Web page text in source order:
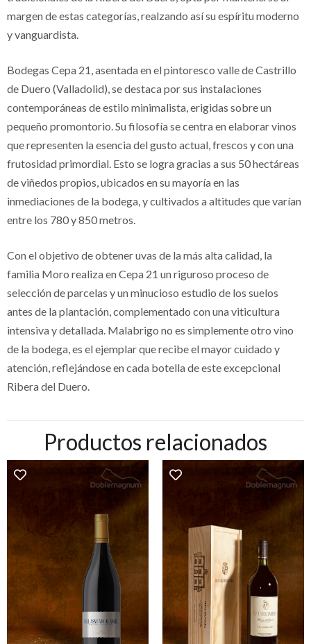
margen de estas categorías, realzando así su espíritu moderno
y vanguardista.
Bodegas Cepa 21, asentada en el pintoresco valle de Castrillo
de Duero (Valladolid), se destaca por sus instalaciones
contemporáneas de estilo minimalista, erigidas sobre un
pequeño promontorio. Su filosofía se centra en elaborar vinos
que representen la esencia del gusto actual, frescos y con una
frutosidad primordial. Esto se logra gracias a sus 50 hectáreas
de viñedos propios, ubicados en su mayoría en las
inmediaciones de la bodega, y cultivados a altitudes que varían
entre los 780 y 850 metros.
Con el objetivo de obtener uvas de la más alta calidad, la
familia Moro realiza en Cepa 21 un riguroso proceso de
selección de parcelas y un minucioso estudio de los suelos
antes de la plantación, complementado con una viticultura
intensiva y detallada. Malabrigo no es simplemente otro vino
de la bodega, es el ejemplar que recibe el mayor cuidado y
atención, reflejándose en cada botella de este excepcional
Ribera del Duero.
Productos relacionados